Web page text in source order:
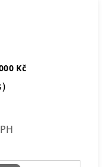
Kč